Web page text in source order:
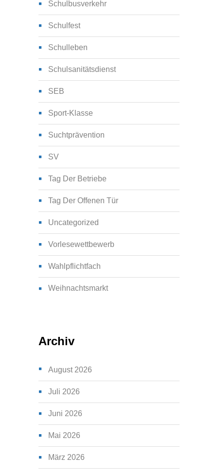
Schulbusverkehr
Schulfest
Schulleben
Schulsanitätsdienst
SEB
Sport-Klasse
Suchtprävention
SV
Tag Der Betriebe
Tag Der Offenen Tür
Uncategorized
Vorlesewettbewerb
Wahlpflichtfach
Weihnachtsmarkt
Archiv
August 2026
Juli 2026
Juni 2026
Mai 2026
März 2026